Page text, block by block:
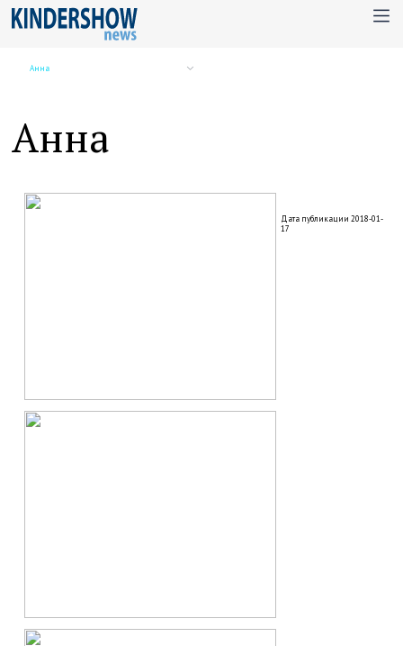
Анна
Анна
Дата публикации 2018-01-
17